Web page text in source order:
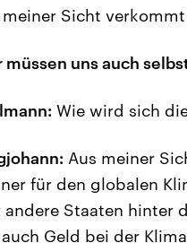
meiner Sicht
müssen uns auch
Wie wird sich
Aus meiner
für den globalen
andere Staaten hinter
Geld bei der